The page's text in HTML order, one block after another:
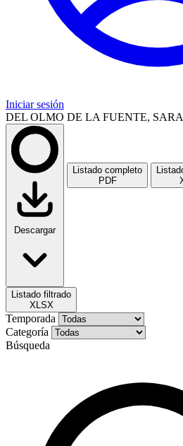
Iniciar sesión
DEL OLMO DE LA FUENTE, SARA
Descargar
Listado completo
PDF
Listado filtrado
XLSX
Temporada
Categoría
Búsqueda